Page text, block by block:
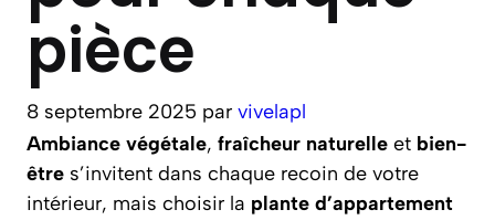
pièce
8 septembre 2025 par vivelapl
Ambiance végétale, fraîcheur naturelle et bien-
être s’invitent dans chaque recoin de votre
intérieur, mais choisir la plante d’appartement